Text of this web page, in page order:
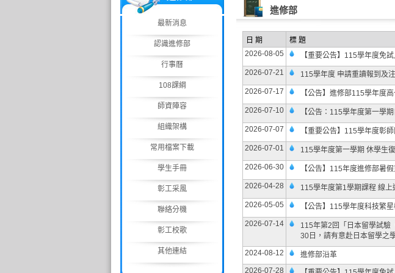
最新消息
認識進修部
行事曆
108課綱
師資陣容
組織架構
常用檔案下載
學生手冊
彰工采風
聯絡分機
彰工校歌
其他連結
進修部
日 期 標 題
2026-08-05
【重要公告】115學年度免
2026-07-21 115學年度 申請重讀報到及
2026-07-17 【公告】進修部115學年度
2026-07-10 【公告：115學年度第一學
2026-07-07 【重要公告】115學年度彰
2026-07-01 115學年度第一學期 休學生
2026-06-30 【公告】115年度進修部暑
2026-04-28 115學年度第1學期課程 線上
2026-05-05 【公告】115學年度科技繁
2026-07-14
115年第2回「日本留學試驗
30日，請有意赴日本留學之
2024-08-12 進修部沿革
2026-07-28